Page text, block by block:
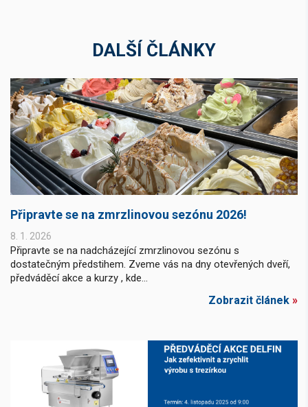
DALŠÍ ČLÁNKY
Připravte se na zmrzlinovou sezónu 2026!
8. 1. 2026
Připravte se na nadcházející zmrzlinovou sezónu s
dostatečným předstihem. Zveme vás na dny otevřených dveří,
předváděcí akce a kurzy , kde...
Zobrazit článek »